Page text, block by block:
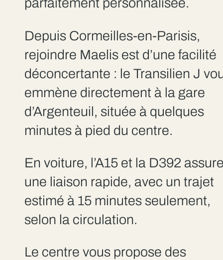
parfaitement personnalisée.
Depuis Cormeilles-en-Parisis,
rejoindre Maelis est d’une facilité
déconcertante : le Transilien J
emmène directement à la gare
d’Argenteuil, située à quelques
minutes à pied du centre.
En voiture, l’A15 et la D392
une liaison rapide, avec un trajet
estimé à 15 minutes seulement,
selon la circulation.
Le centre vous propose des